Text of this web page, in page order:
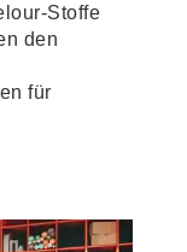
Stoffe
den
für